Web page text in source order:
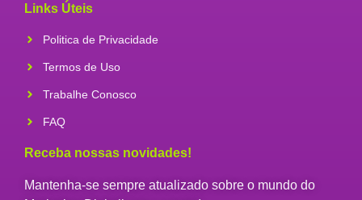
Links Úteis
Politica de Privacidade
Termos de Uso
Trabalhe Conosco
FAQ
Receba nossas novidades!
Mantenha-se sempre atualizado sobre o mundo do